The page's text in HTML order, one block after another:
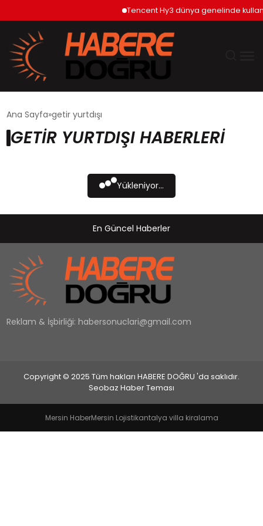
Tencent Hy3 dünya genelinde
EKONOMİ
SPOR
EĞİTİM
MAGAZİN
Ana Sayfa getir yurtdışı
GETIR YURTDIŞI HABERLERI
Yükleniyor...
En Güncel Haberler
Reklam & İşbirliği: habersonuclari@gmail.com
Copyright © 2025 Tüm hakları HABERE DOĞRU 'da saklıdır.
Seobaz Haber Teması
Mersin HaberMersin Lojistikantalya villa kiralama